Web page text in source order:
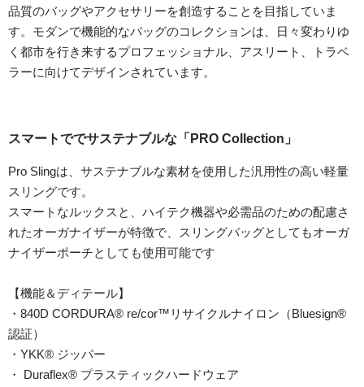
品質のバッグやアクセサリーを創造することを目指していま
す。モダンで機能的なバッグのコレクションは、日々変わりゆ
く都市を行き来するプロフェッショナル、アスリート、トラベ
ラーに向けてデザインされています。
スマートででサステナブルな「PRO Collection」
Pro Slingは、サステナブルな素材を使用した汎用性の高い軽量
スリングです。
スマートなルックスと、ハイテク機器や必需品のための配慮さ
れたオーガナイザーが特徴で、スリングバッグとしてもオーガ
ナイザーポーチとしても使用可能です
【機能＆ディテール】
・840D CORDURA® re/cor™リサイクルナイロン（Bluesign®
認証）
・YKK® ジッパー
・ Duraflex® プラスティックハードウェア